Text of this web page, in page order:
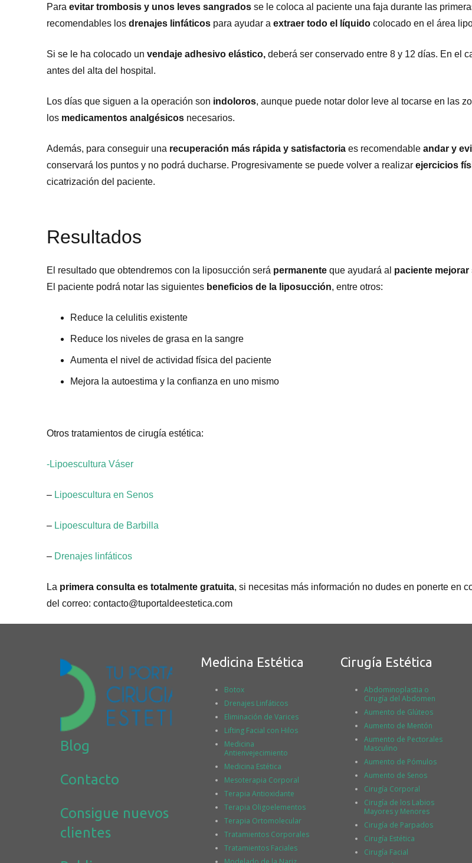
Para evitar trombosis y unos leves sangrados se le coloca al paciente una faja durante las
recomendables los drenajes linfáticos para ayudar a extraer todo el líquido colocado en el área
Si se le ha colocado un vendaje adhesivo elástico, deberá ser conservado entre 8 y 12 días. En el
antes del alta del hospital.
Los días que siguen a la operación son indoloros, aunque puede notar dolor leve al tocarse en las
los medicamentos analgésicos necesarios.
Además, para conseguir una recuperación más rápida y satisfactoria es recomendable andar y
conservará los puntos y no podrá ducharse. Progresivamente se puede volver a realizar ejercicios
cicatrización del paciente.
Resultados
El resultado que obtendremos con la liposucción será permanente que ayudará al paciente mejorar
El paciente podrá notar las siguientes beneficios de la liposucción, entre otros:
Reduce la celulitis existente
Reduce los niveles de grasa en la sangre
Aumenta el nivel de actividad física del paciente
Mejora la autoestima y la confianza en uno mismo
Otros tratamientos de cirugía estética:
-Lipoescultura Váser
– Lipoescultura en Senos
– Lipoescultura de Barbilla
– Drenajes linfáticos
La primera consulta es totalmente gratuita, si necesitas más información no dudes en ponerte en
del correo: contacto@tuportaldeestetica.com
Blog
Contacto
Consigue nuevos
clientes
Medicina Estética
Botox
Drenajes Linfáticos
Eliminación de Varices
Lifting Facial con Hilos
Medicina
Antienvejecimiento
Medicina Estética
Mesoterapia Corporal
Terapia Antioxidante
Terapia Oligoelementos
Terapia Ortomolecular
Tratamientos Corporales
Tratamientos Faciales
Cirugía Estética
Abdominoplastia o
Cirugía del Abdomen
Aumento de Glúteos
Aumento de Mentón
Aumento de Pectorales
Masculino
Aumento de Pómulos
Aumento de Senos
Cirugía Corporal
Cirugía de los Labios
Mayores y Menores
Cirugía de Parpados
Cirugía Estética
Cirugía Facial